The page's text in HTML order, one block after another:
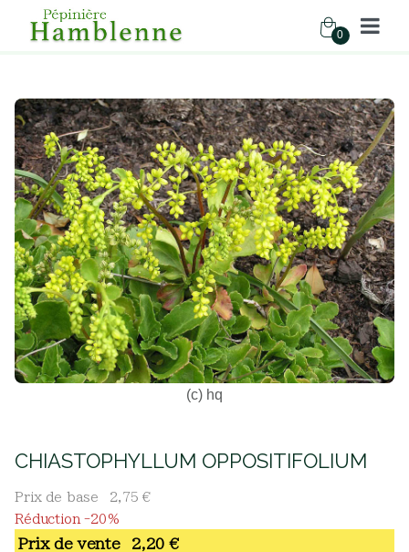
0
Accueil Boutique
Vivaces
CHIASTOPHYLLUM OPPOSITIFOLIUM
(c) hq
CHIASTOPHYLLUM OPPOSITIFOLIUM
Prix de base
2,75 €
Réduction -20%
Prix ​​de vente
2,20 €